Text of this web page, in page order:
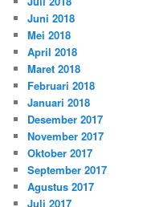
Juni 2018
Mei 2018
April 2018
Maret 2018
Februari 2018
Januari 2018
Desember 2017
November 2017
Oktober 2017
September 2017
Agustus 2017
Juli 2017